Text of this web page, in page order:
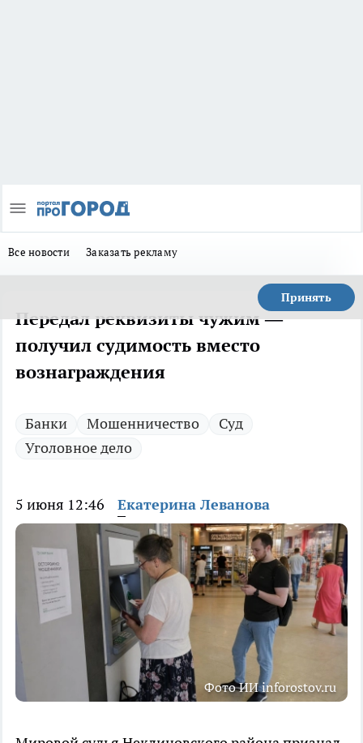
Все новости Заказать рекламу
Принять
Передал реквизиты чужим —
получил судимость вместо
вознаграждения
Банки Мошенничество
Суд
Уголовное дело
5 июня 12:46 Екатерина Леванова
Фото ИИ inforostov.ru